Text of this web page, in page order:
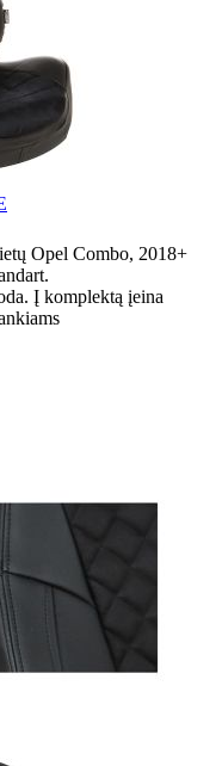
Opel Combo, 2018+
Į komplektą įeina